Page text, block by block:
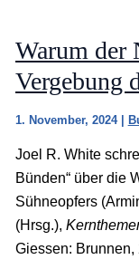
Warum der
Vergebung
1. November, 2024 |
Joel R. White
Bünden“ über die
Sühneopfers
(Hrsg.),
Giessen: Brunnen,